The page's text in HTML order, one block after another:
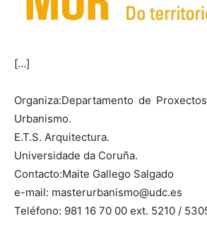
[…]
Organiza:Departamento de
Urbanismo.
E.T.S. Arquitectura.
Universidade da Coruña.
Contacto:Maite Gallego Salgado
e-mail: masterurbanismo@udc.es
Teléfono: 981 16 70 00 ext. 5210 /